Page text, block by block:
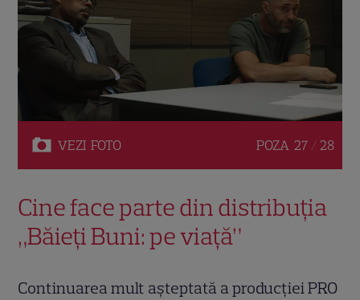
VEZI FOTO POZA 27 / 28
Cine face parte din distribuția
„Băieți Buni: pe viață”
Continuarea mult așteptată a producției PRO